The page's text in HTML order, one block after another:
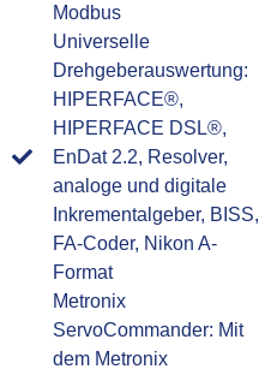
Modbus
Universelle
Drehgeberauswertung:
HIPERFACE®,
HIPERFACE DSL®,
EnDat 2.2, Resolver,
analoge und digitale
Inkrementalgeber, BISS,
FA-Coder, Nikon A-
Format
Metronix
ServoCommander: Mit
dem Metronix